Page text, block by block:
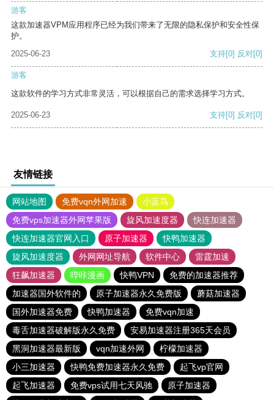
游客
这款加速器VPM应用程序已经为我们带来了无限的隐私保护和安全性保
护。
2025-06-23
支持[0] 反对[0]
游客
这款软件的学习方式非常灵活，可以根据自己的需求选择学习方式。
2025-06-23 支持[0] 反对[0]
友情链接
网站地图 免费vqn外网加速
小蓝鸟
免费vps加速器外网苹果版
旋风加速度器
快连加速器
快连加速器官网入口
原子加速器
快鸭加速器
旋风加速度器
外网网址导航 软件中心
雷霆加速
狂飙加速器
哔咔漫画 快鸭VPN
免费的加速器推荐
加速器国外软件的
原子加速器永久免费版
蘑菇加速器
国外加速器免费
快鸭加速器
免费vqn加速
毒舌加速器破解版永久免费
安易加速器注册365天会员
黑洞加速器最新版
vqn加速外网
柠檬加速器
小三加速器
快鸭免费加速器永久免费
起飞vp官网
起飞加速器
免费vps试用七天风驰
原子加速器